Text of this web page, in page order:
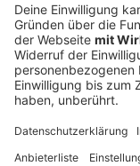
Gute Arbeit,
Markt.
Die meisten
haben kein
Alle zwei
darüber, wie sich